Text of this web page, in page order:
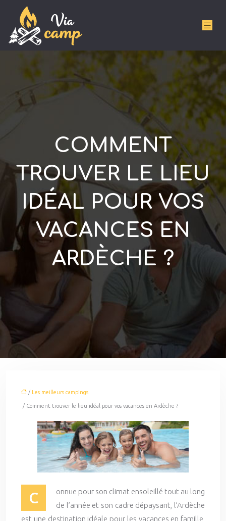
COMMENT
TROUVER LE LIEU
IDÉAL POUR VOS
VACANCES EN
ARDÈCHE ?
/ Les meilleurs campings
/ Comment trouver le lieu idéal pour vos vacances en Ardèche ?
C
onnue pour son climat ensoleillé tout au long
de l’année et son cadre dépaysant, l’Ardèche
est une destination idéale pour les vacances en famille,